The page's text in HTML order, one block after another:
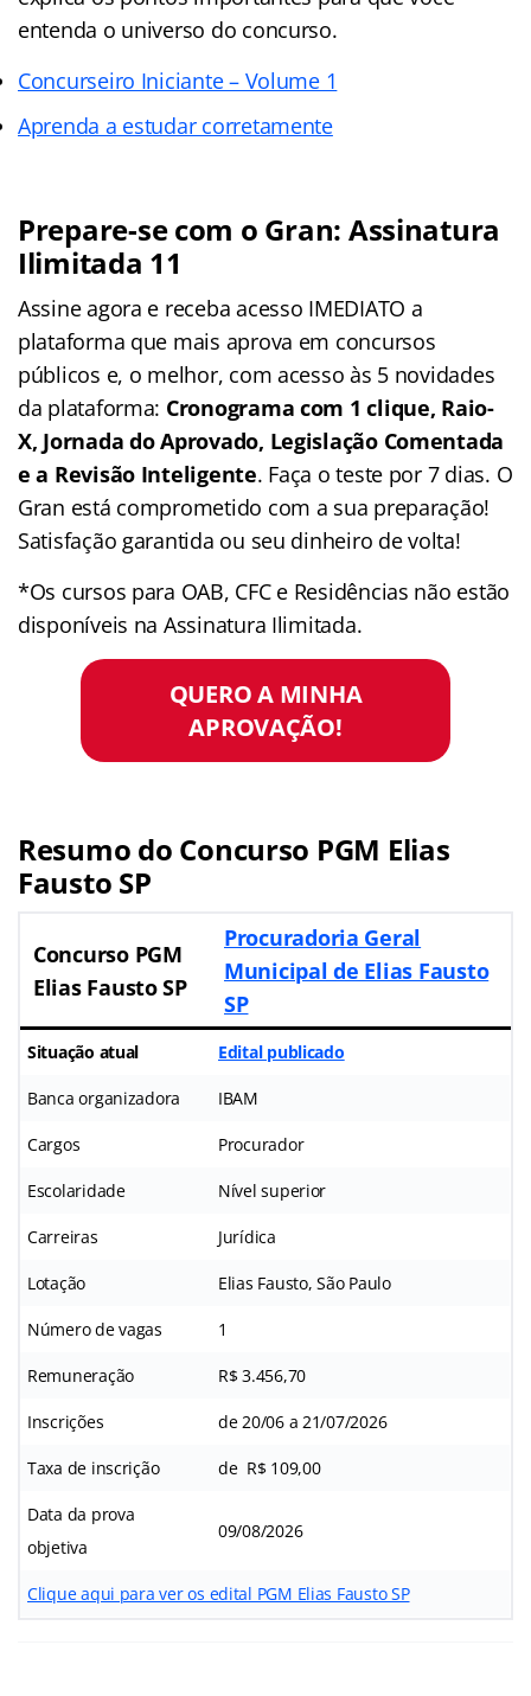
entenda o universo do concurso.
Concurseiro Iniciante – Volume 1
Aprenda a estudar corretamente
Prepare-se com o Gran: Assinatura
Ilimitada 11
Assine agora e receba acesso IMEDIATO a
plataforma que mais aprova em concursos
públicos e, o melhor, com acesso às 5 novidades
da plataforma: Cronograma com 1 clique, Raio-
X, Jornada do Aprovado, Legislação Comentada
e a Revisão Inteligente. Faça o teste por 7 dias. O
Gran está comprometido com a sua preparação!
Satisfação garantida ou seu dinheiro de volta!
*Os cursos para OAB, CFC e Residências não estão
disponíveis na Assinatura Ilimitada.
QUERO A MINHA
APROVAÇÃO!
Resumo do Concurso PGM Elias
Fausto SP
Concurso PGM
Elias Fausto SP
Procuradoria Geral
Municipal de Elias Fausto
SP
Situação atual Edital publicado
Banca organizadora IBAM
Cargos Procurador
Escolaridade Nível superior
Carreiras Jurídica
Lotação Elias Fausto, São Paulo
Número de vagas 1
Remuneração R$ 3.456,70
Inscrições de 20/06 a 21/07/2026
Taxa de inscrição de R$ 109,00
Data da prova
objetiva
09/08/2026
Clique aqui para ver os edital PGM Elias Fausto SP